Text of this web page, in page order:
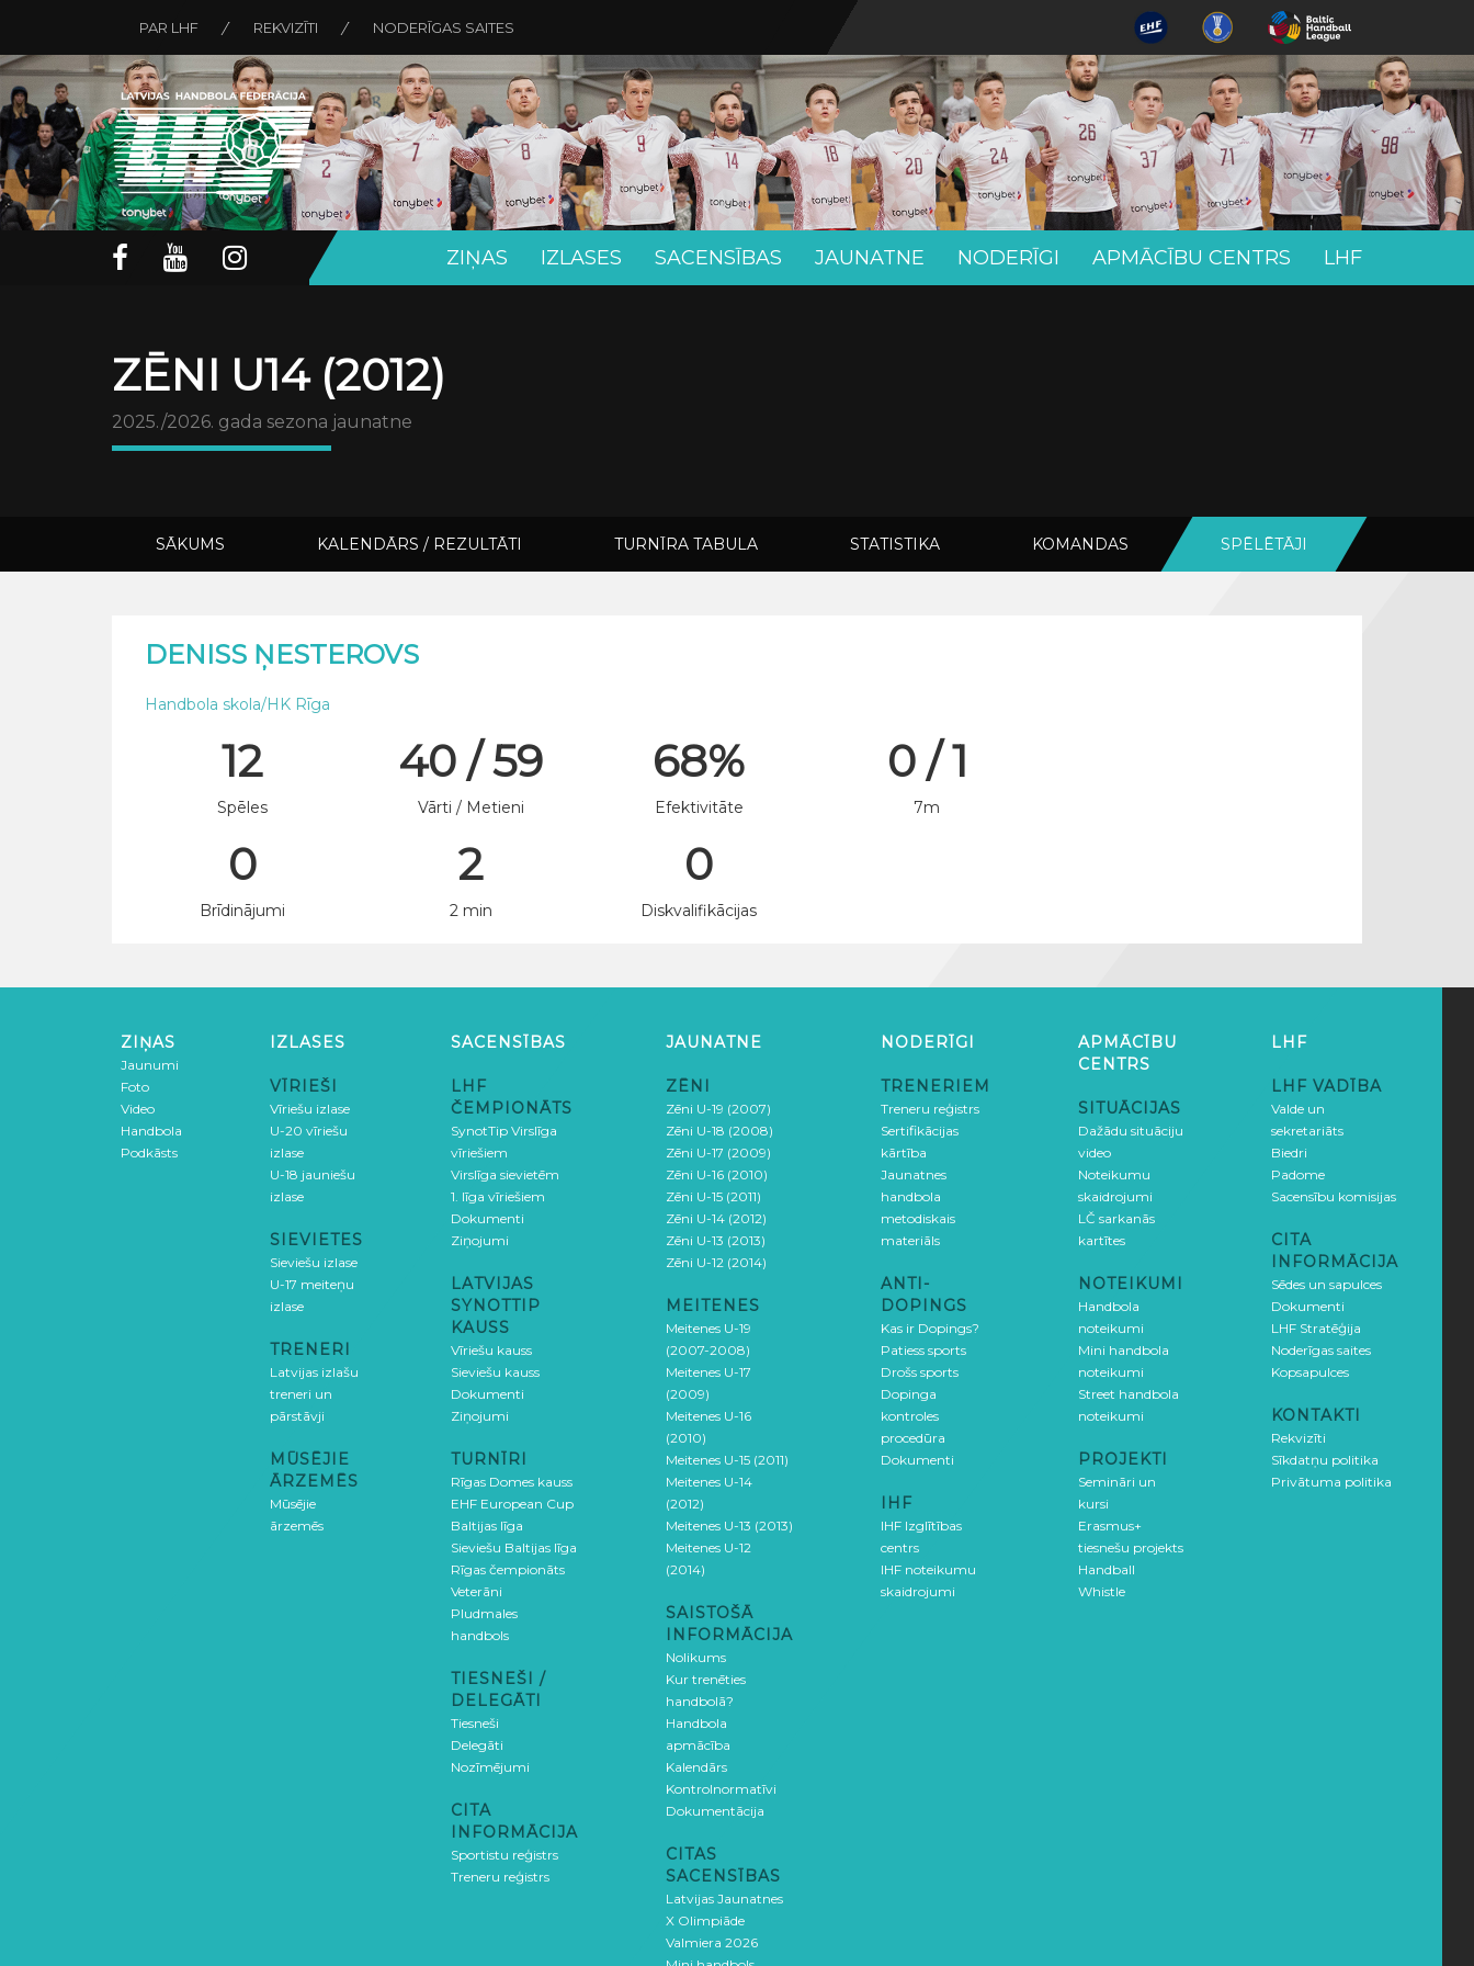
PAR LHF REKVIZĪTI NODERĪGAS SAITES
ZIŅAS IZLASES SACENSĪBAS JAUNATNE NODERĪGI APMĀCĪBU CENTRS LHF
ZĒNI U14 (2012)
2025./2026. gada sezona jaunatne
SĀKUMS KALENDĀRS / REZULTĀTI TURNĪRA TABULA STATISTIKA KOMANDAS SPĒLĒTĀJI
DENISS ŅESTEROVS
Handbola skola/HK Rīga
12
Spēles
40 / 59
Vārti / Metieni
68%
Efektivitāte
0 / 1
7m
0
Brīdinājumi
2
2 min
0
Diskvalifikācijas
ZIŅAS
Jaunumi
Foto
Video
Handbola
Podkāsts
IZLASES
VĪRIEŠI
Vīriešu izlase
U-20 vīriešu
izlase
U-18 jauniešu
izlase
SIEVIETES
Sieviešu izlase
U-17 meiteņu
izlase
TRENERI
Latvijas izlašu
treneri un
pārstāvji
MŪSĒJIE
ĀRZEMĒS
Mūsējie
ārzemēs
SACENSĪBAS
LHF
ČEMPIONĀTS
SynotTip Virslīga
vīriešiem
Virslīga sievietēm
1. līga vīriešiem
Dokumenti
Ziņojumi
LATVIJAS
SYNOTTIP
KAUSS
Vīriešu kauss
Sieviešu kauss
Dokumenti
Ziņojumi
TURNĪRI
Rīgas Domes kauss
EHF European Cup
Baltijas līga
Sieviešu Baltijas līga
Rīgas čempionāts
Veterāni
Pludmales
handbols
TIESNEŠI /
DELEGĀTI
Tiesneši
Delegāti
Nozīmējumi
CITA
INFORMĀCIJA
Sportistu reģistrs
Treneru reģistrs
JAUNATNE
ZĒNI
Zēni U-19 (2007)
Zēni U-18 (2008)
Zēni U-17 (2009)
Zēni U-16 (2010)
Zēni U-15 (2011)
Zēni U-14 (2012)
Zēni U-13 (2013)
Zēni U-12 (2014)
MEITENES
Meitenes U-19
(2007-2008)
Meitenes U-17
(2009)
Meitenes U-16
(2010)
Meitenes U-15 (2011)
Meitenes U-14
(2012)
Meitenes U-13 (2013)
Meitenes U-12
(2014)
SAISTOŠĀ
INFORMĀCIJA
Nolikums
Kur trenēties
handbolā?
Handbola
apmācība
Kalendārs
Kontrolnormatīvi
Dokumentācija
CITAS
SACENSĪBAS
Latvijas Jaunatnes
X Olimpiāde
Valmiera 2026
NODERĪGI
TRENERIEM
Treneru reģistrs
Sertifikācijas
kārtība
Jaunatnes
handbola
metodiskais
materiāls
ANTI-
DOPINGS
Kas ir Dopings?
Patiess sports
Drošs sports
Dopinga
kontroles
procedūra
Dokumenti
IHF
IHF Izglītības
centrs
IHF noteikumu
skaidrojumi
APMĀCĪBU
CENTRS
SITUĀCIJAS
Dažādu situāciju
video
Noteikumu
skaidrojumi
LČ sarkanās
kartītes
NOTEIKUMI
Handbola
noteikumi
Mini handbola
noteikumi
Street handbola
noteikumi
PROJEKTI
Semināri un
kursi
Erasmus+
tiesnešu projekts
Handball
Whistle
LHF
LHF VADĪBA
Valde un
sekretariāts
Biedri
Padome
Sacensību komisijas
CITA
INFORMĀCIJA
Sēdes un sapulces
Dokumenti
LHF Stratēģija
Noderīgas saites
Kopsapulces
KONTAKTI
Rekvizīti
Sīkdatņu politika
Privātuma politika